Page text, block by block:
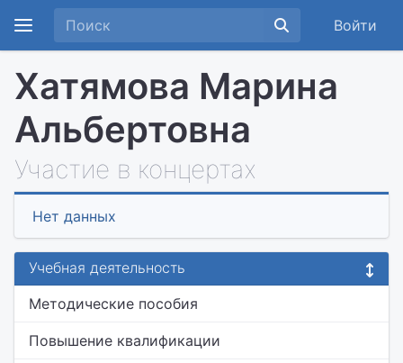
Войти
Хатямова Марина
Альбертовна
Участие в концертах
Нет данных
Учебная деятельность
Методические пособия
Повышение квалификации